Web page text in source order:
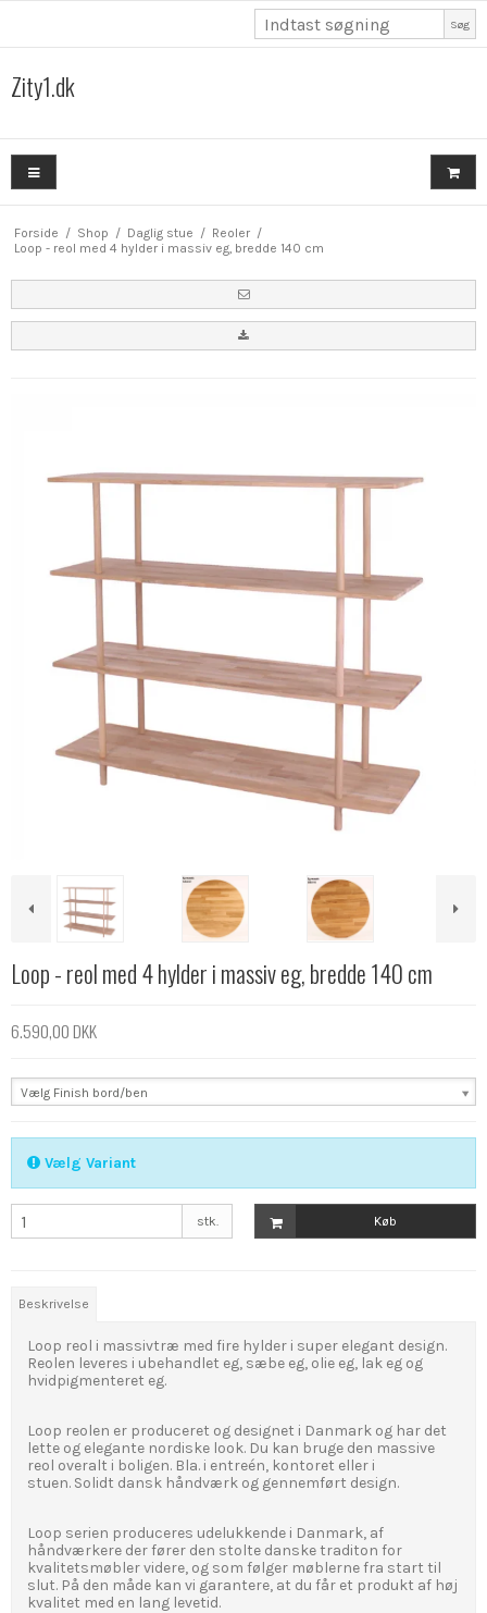
Søg
Zity1.dk
Forside / Shop / Daglig stue / Reoler /
Loop - reol med 4 hylder i massiv eg, bredde 140 cm
Loop - reol med 4 hylder i massiv eg, bredde 140 cm
6.590,00 DKK
Vælg Finish bord/ben
Vælg Variant
stk. Køb
Beskrivelse
Loop reol i massivtræ med fire hylder i super elegant design.
Reolen leveres i ubehandlet eg, sæbe eg, olie eg, lak eg og
hvidpigmenteret eg.
Loop reolen er produceret og designet i Danmark og har det
lette og elegante nordiske look. Du kan bruge den massive
reol overalt i boligen. Bla. i entreén, kontoret eller i
stuen. Solidt dansk håndværk og gennemført design.
Loop serien produceres udelukkende i Danmark, af
håndværkere der fører den stolte danske traditon for
kvalitetsmøbler videre, og som følger møblerne fra start til
slut. På den måde kan vi garantere, at du får et produkt af høj
kvalitet med en lang levetid.